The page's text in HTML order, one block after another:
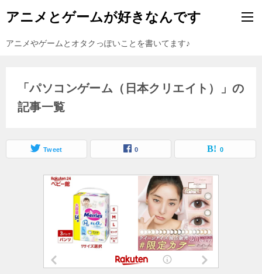
アニメとゲームが好きなんです
アニメやゲームとオタクっぽいことを書いてます♪
「パソコンゲーム（日本クリエイト）」の
記事一覧
Tweet 0 0